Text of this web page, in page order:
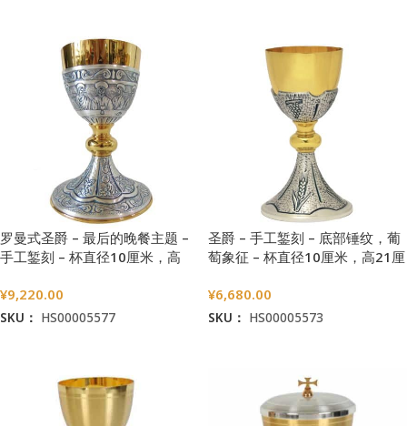
罗曼式圣爵 – 最后的晚餐主题 –
手工錾刻 – 杯直径10厘米，高
¥9,220.00
SKU： HS00005577
圣爵 – 手工錾刻 – 底部锤纹，葡
萄象征 – 杯直径10厘米，高21厘
¥6,680.00
SKU： HS00005573